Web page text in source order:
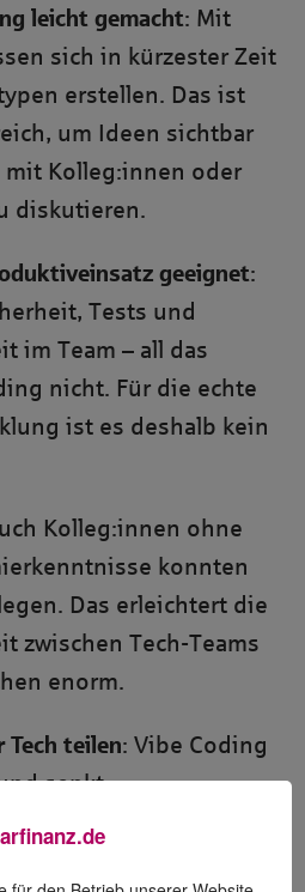
leicht gemacht: Mit
sich in kürzester Zeit
erstellen. Das ist
um Ideen sichtbar
mit Kolleg:innen oder
diskutieren.
geeignet:
Tests und
im Team – all das
nicht. Für die echte
ist es deshalb kein
Kolleg:innen ohne
konnten
Das erleichtert die
zwischen Tech-Teams
enorm.
Tech teilen: Vibe Coding
senkt